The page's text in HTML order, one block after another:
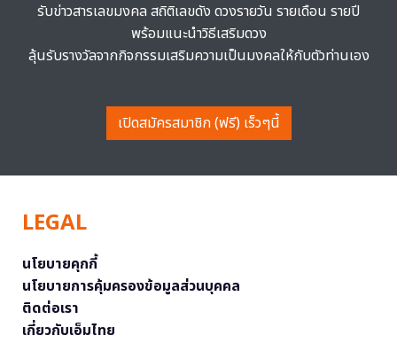
รับข่าวสารเลขมงคล สถิติเลขดัง ดวงรายวัน รายเดือน รายปี
พร้อมแนะนำวิธีเสริมดวง
ลุ้นรับรางวัลจากกิจกรรมเสริมความเป็นมงคลให้กับตัวท่านเอง
เปิดสมัครสมาชิก (ฟรี) เร็วๆนี้
LEGAL
นโยบายคุกกี้
นโยบายการคุ้มครองข้อมูลส่วนบุคคล
ติดต่อเรา
เกี่ยวกับเอ็มไทย